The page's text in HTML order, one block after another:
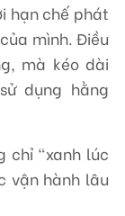
hạn chế phát
mình. Điều
mà kéo dài
dụng hằng
chỉ “xanh lúc
vận hành lâu